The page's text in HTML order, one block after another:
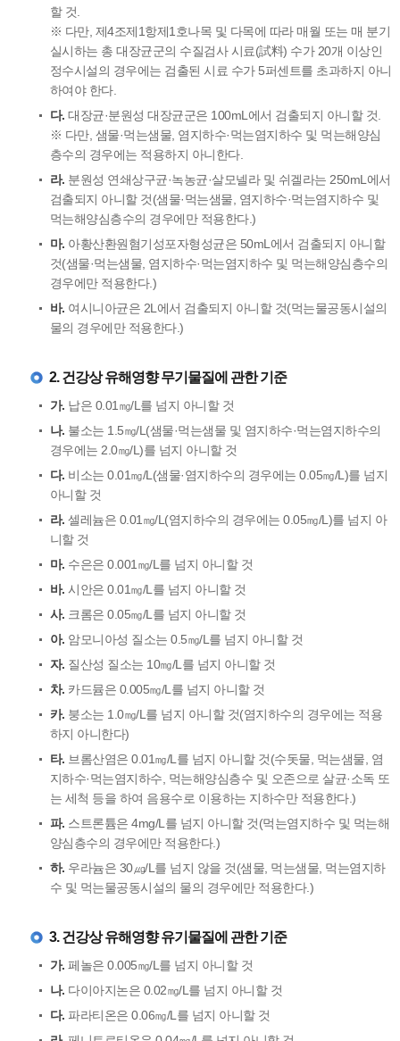
할 것.
※ 다만, 제4조제1항제1호나목 및 다목에 따라 매월 또는 매 분기
실시하는 총 대장균군의 수질검사 시료(試料) 수가 20개 이상인
정수시설의 경우에는 검출된 시료 수가 5퍼센트를 초과하지 아니
하여야 한다.
다. 대장균·분원성 대장균군은 100mL에서 검출되지 아니할 것.
※ 다만, 샘물·먹는샘물, 염지하수·먹는염지하수 및 먹는해양심
층수의 경우에는 적용하지 아니한다.
라. 분원성 연쇄상구균·녹농균·살모넬라 및 쉬겔라는 250mL에서
검출되지 아니할 것(샘물·먹는샘물, 염지하수·먹는염지하수 및
먹는해양심층수의 경우에만 적용한다.)
마. 아황산환원혐기성포자형성균은 50mL에서 검출되지 아니할
것(샘물·먹는샘물, 염지하수·먹는염지하수 및 먹는해양심층수의
경우에만 적용한다.)
바. 여시니아균은 2L에서 검출되지 아니할 것(먹는물공동시설의
물의 경우에만 적용한다.)
2. 건강상 유해영향 무기물질에 관한 기준
가. 납은 0.01㎎/L를 넘지 아니할 것
나. 불소는 1.5㎎/L(샘물·먹는샘물 및 염지하수·먹는염지하수의
경우에는 2.0㎎/L)를 넘지 아니할 것
다. 비소는 0.01㎎/L(샘물·염지하수의 경우에는 0.05㎎/L)를 넘지
아니할 것
라. 셀레늄은 0.01㎎/L(염지하수의 경우에는 0.05㎎/L)를 넘지 아
니할 것
마. 수은은 0.001㎎/L를 넘지 아니할 것
바. 시안은 0.01㎎/L를 넘지 아니할 것
사. 크롬은 0.05㎎/L를 넘지 아니할 것
아. 암모니아성 질소는 0.5㎎/L를 넘지 아니할 것
자. 질산성 질소는 10㎎/L를 넘지 아니할 것
차. 카드뮴은 0.005㎎/L를 넘지 아니할 것
카. 붕소는 1.0㎎/L를 넘지 아니할 것(염지하수의 경우에는 적용
하지 아니한다)
타. 브롬산염은 0.01㎎/L를 넘지 아니할 것(수돗물, 먹는샘물, 염
지하수·먹는염지하수, 먹는해양심층수 및 오존으로 살균·소독 또
는 세척 등을 하여 음용수로 이용하는 지하수만 적용한다.)
파. 스트론튬은 4mg/L를 넘지 아니할 것(먹는염지하수 및 먹는해
양심층수의 경우에만 적용한다.)
하. 우라늄은 30㎍/L를 넘지 않을 것(샘물, 먹는샘물, 먹는염지하
수 및 먹는물공동시설의 물의 경우에만 적용한다.)
3. 건강상 유해영향 유기물질에 관한 기준
가. 페놀은 0.005㎎/L를 넘지 아니할 것
나. 다이아지논은 0.02㎎/L를 넘지 아니할 것
다. 파라티온은 0.06㎎/L를 넘지 아니할 것